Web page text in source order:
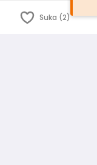
Suka (2)